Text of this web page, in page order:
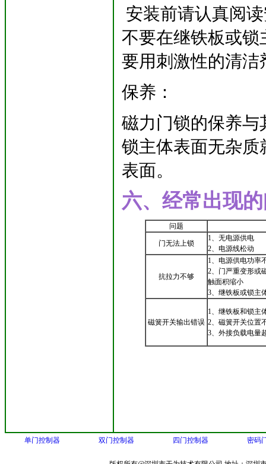
安装前请认真阅
不要在继铁板或
要用刺激性的清
保养：
磁力门锁的保养
锁主体表面无杂
表面。
六、经常出现
问题
门无法上锁
1、无电源供电
2、电源线松动
抗拉力不够
1、电源供电功率
2、门严重变形或
触面积缩小
3、继铁板或锁主
磁簧开关输出错误
1、继铁板和锁主
2、磁簧开关位置
3、外接负载电量
单门控制器 双门控制器 四门控制器 密码